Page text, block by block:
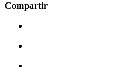
Compartir